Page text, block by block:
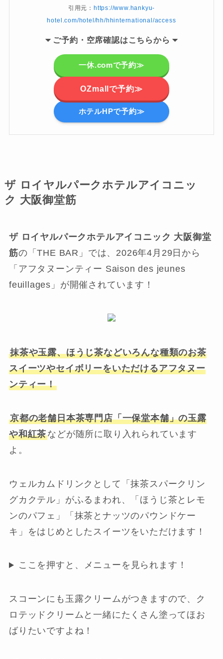
引用元： https://www.hankyu-
hotel.com/hotel/hh/hhinternational/access
ご予約・空席確認はこちらから
一休.comで予約≫
OZmallで予約≫
ホテルHPで予約≫
ザ ロイヤルパークホテルアイコニッ
ク 大阪御堂筋
ザ ロイヤルパークホテルアイコニック 大阪御堂
筋の「THE BAR」では、2026年4月29日から
「アフタヌーンティー Saison des jeunes
feuillages」が開催されています！
抹茶や玉露、ほうじ茶などいろんな種類のお茶
スイーツやセイボリーをいただけるアフタヌー
ンティー！
京都の老舗日本茶専門店「一保堂本舗」の玉露
や和紅茶などが随所に取り入れられています
よ。
ウェルカムドリンクとして「抹茶スパークリン
グカクテル」がふるまわれ、「ほうじ茶とレモ
ンのパフェ」「抹茶とナッツのパウンドケー
キ」をはじめとしたスイーツをいただけます！
ここを押すと、メニューを見られます！
スコーンにも玉露クリームがつきますので、ク
ロテッドクリームと一緒にたくさん塗ってほお
ばりたいですよね！